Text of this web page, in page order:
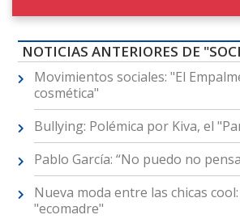
NOTICIAS ANTERIORES DE
Movimientos sociales: "El
cosmética"
Bullying: Polémica por Kiva, el
Pablo García: “No puedo no
Nueva moda entre las chicas
"ecomadre"